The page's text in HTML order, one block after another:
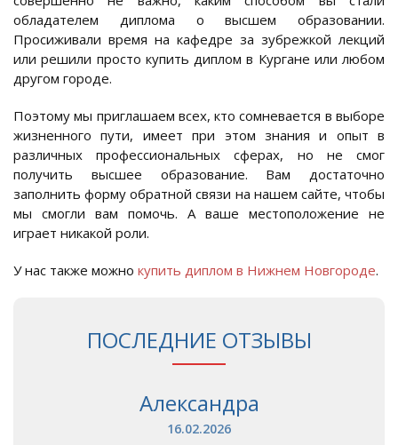
обладателем диплома о высшем образовании.
Просиживали время на кафедре за зубрежкой лекций
или решили просто купить диплом в Кургане или любом
другом городе.
Поэтому мы приглашаем всех, кто сомневается в выборе
жизненного пути, имеет при этом знания и опыт в
различных профессиональных сферах, но не смог
получить высшее образование. Вам достаточно
заполнить форму обратной связи на нашем сайте, чтобы
мы смогли вам помочь. А ваше местоположение не
играет никакой роли.
У нас также можно купить диплом в Нижнем Новгороде.
ПОСЛЕДНИЕ ОТЗЫВЫ
Александра
16.02.2026